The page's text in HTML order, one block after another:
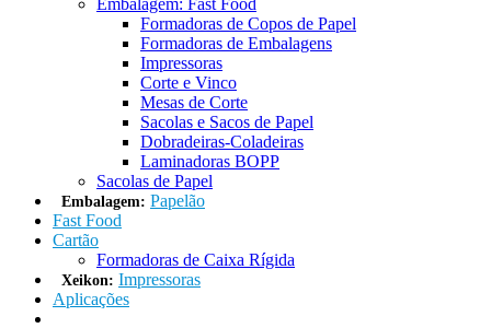
Embalagem: Fast Food
Formadoras de Copos de Papel
Formadoras de Embalagens
Impressoras
Corte e Vinco
Mesas de Corte
Sacolas e Sacos de Papel
Dobradeiras-Coladeiras
Laminadoras BOPP
Sacolas de Papel
Embalagem: Papelão
Fast Food
Cartão
Formadoras de Caixa Rígida
Xeikon: Impressoras
Aplicações